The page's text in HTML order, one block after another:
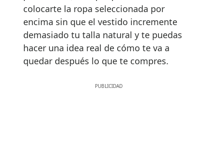
colocarte la ropa seleccionada por
encima sin que el vestido incremente
demasiado tu talla natural y te puedas
hacer una idea real de cómo te va a
quedar después lo que te compres.